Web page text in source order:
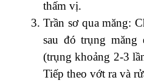
thấm vị.
Trần sơ qua măng:
sau đó trụng
(trụng khoảng 2-3
Tiếp theo vớt ra và